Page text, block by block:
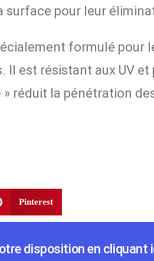
surface pour leur
formulé pour
est résistant aux UV
réduit la pénétration
Pinterest
disposition en cliquant